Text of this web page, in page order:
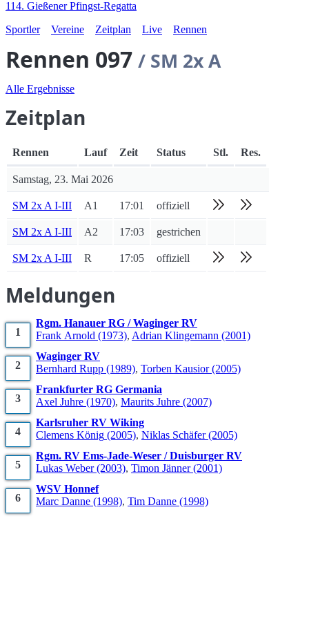
114. Gießener Pfingst-Regatta
Sportler
Vereine Zeitplan Live Rennen
Rennen 097 / SM 2x A
Alle Ergebnisse
Zeitplan
Rennen Lauf Zeit Status Stl. Res.
Samstag, 23. Mai 2026
SM 2x A I-III A1 17:01 offiziell
SM 2x A I-III A2 17:03 gestrichen
SM 2x A I-III R 17:05 offiziell
Meldungen
1
Rgm. Hanauer RG / Waginger RV
Frank Arnold (1973), Adrian Klingemann (2001)
2
Waginger RV
Bernhard Rupp (1989), Torben Kausior (2005)
3
Frankfurter RG Germania
Axel Juhre (1970), Maurits Juhre (2007)
4
Karlsruher RV Wiking
Clemens König (2005), Niklas Schäfer (2005)
5
Rgm. RV Ems-Jade-Weser / Duisburger RV
Lukas Weber (2003), Timon Jänner (2001)
6
WSV Honnef
Marc Danne (1998), Tim Danne (1998)